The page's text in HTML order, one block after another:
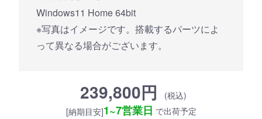
Windows11 Home 64bit
※写真はイメージです。搭載するパーツによ
って異なる場合がございます。
239,800円
(税込)
[納期目安]1~7営業日 で出荷予定